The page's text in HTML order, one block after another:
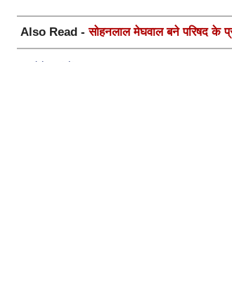
Also Read -सोहनलाल मेघवाल बने परिषद के